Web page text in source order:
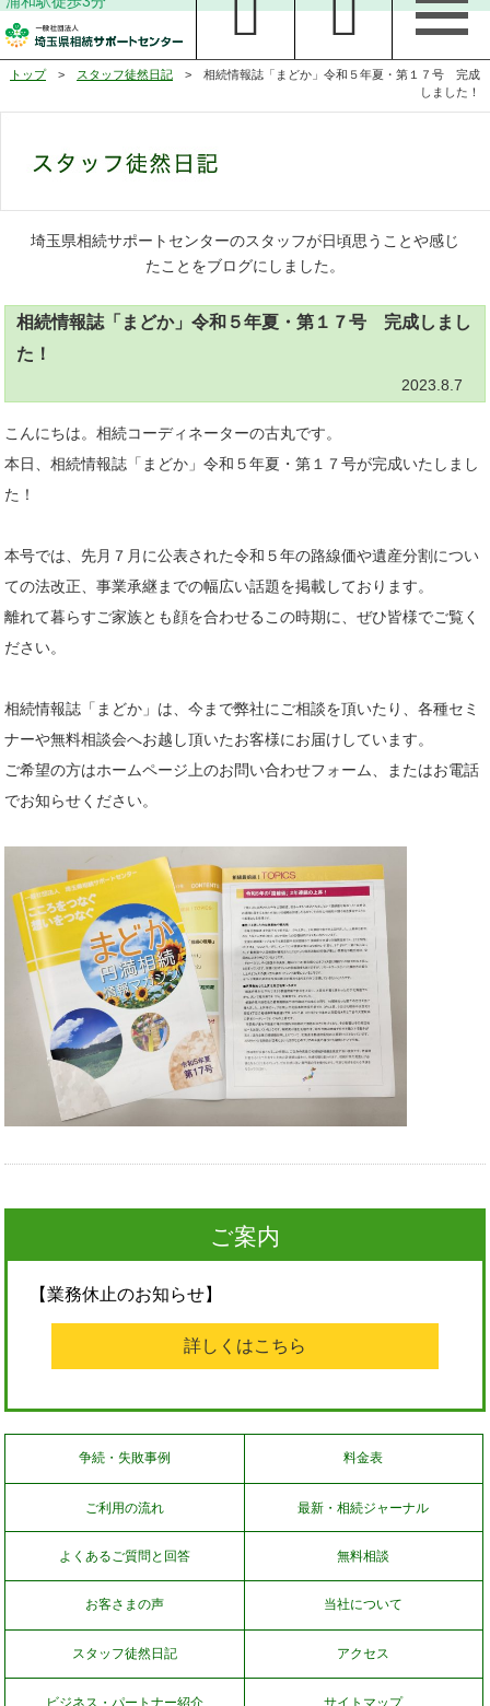
トップ> スタッフ徒然日記 > 相続情報誌「まどか」令和５年夏・第１７号 完成
しました！
埼玉県相続サポートセンターのスタッフが日頃思うことや感じ
たことをブログにしました。
相続情報誌「まどか」令和５年夏・第１７号 完成しまし
た！
2023.8.7
こんにちは。相続コーディネーターの古丸です。
本日、相続情報誌「まどか」令和５年夏・第１７号が完成いたしまし
た！
本号では、先月７月に公表された令和５年の路線価や遺産分割につい
ての法改正、事業承継までの幅広い話題を掲載しております。
離れて暮らすご家族とも顔を合わせるこの時期に、ぜひ皆様でご覧く
ださい。
相続情報誌「まどか」は、今まで弊社にご相談を頂いたり、各種セミ
ナーや無料相談会へお越し頂いたお客様にお届けしています。
ご希望の方はホームページ上のお問い合わせフォーム、またはお電話
でお知らせください。
ご案内
【業務休止のお知らせ】
詳しくはこちら
争続・失敗事例 料金表
ご利用の流れ 最新・相続ジャーナル
よくあるご質問と回答 無料相談
お客さまの声 当社について
スタッフ徒然日記 アクセス
ビジネス・パートナー紹介 サイトマップ